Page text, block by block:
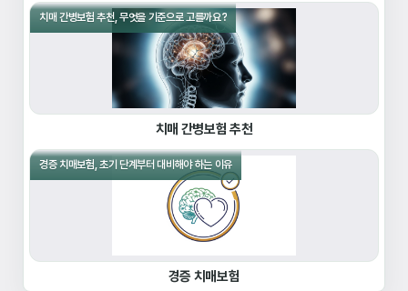
치매 간병보험 추천, 무엇을 기준으로 고를까요?
치매 간병보험 추천
경증 치매보험, 초기 단계부터 대비해야 하는 이유
경증 치매보험